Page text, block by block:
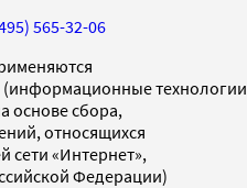
565-32-06
технологии
основе сбора,
относящихся
сети «Интернет»,
Федерации)